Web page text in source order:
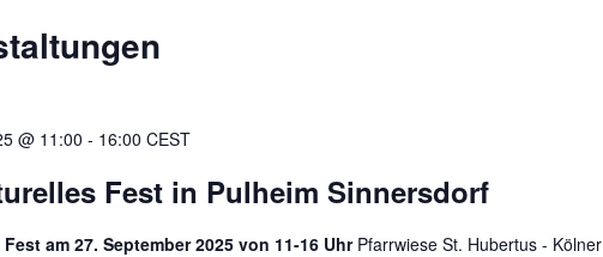
@ 11:00 - 16:00 CEST
Fest in Pulheim Sinnersdorf
am 27. September 2025 von 11-16 Uhr Pfarrwiese St. Hubertus - Kölner